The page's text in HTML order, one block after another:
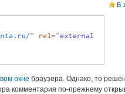
В
окне браузера. Однако, то
комментария по-прежнему